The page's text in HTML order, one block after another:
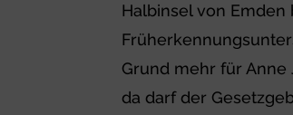
Halbinsel von
Grund mehr für Anne
da darf der